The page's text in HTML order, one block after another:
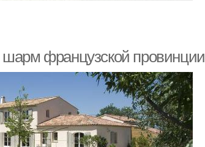
французской провинции